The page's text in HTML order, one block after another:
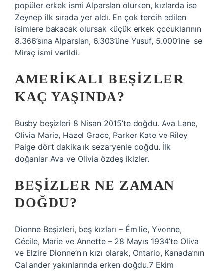
popüler erkek ismi Alparslan olurken, kızlarda ise
Zeynep ilk sırada yer aldı. En çok tercih edilen
isimlere bakacak olursak küçük erkek çocuklarının
8.366’sına Alparslan, 6.303’üne Yusuf, 5.000’ine ise
Miraç ismi verildi.
AMERIKALI BEŞIZLER
KAÇ YAŞINDA?
Busby beşizleri 8 Nisan 2015’te doğdu. Ava Lane,
Olivia Marie, Hazel Grace, Parker Kate ve Riley
Paige dört dakikalık sezaryenle doğdu. İlk
doğanlar Ava ve Olivia özdeş ikizler.
BEŞIZLER NE ZAMAN
DOĞDU?
Dionne Beşizleri, beş kızları – Émilie, Yvonne,
Cécile, Marie ve Annette – 28 Mayıs 1934’te Oliva
ve Elzire Dionne’nin kızı olarak, Ontario, Kanada’nın
Callander yakınlarında erken doğdu.7 Ekim